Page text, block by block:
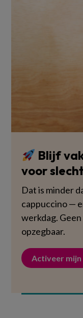
Blijf
voor
Dat is minder
cappuccino —
werkdag.
opzegbaar.
Activeer